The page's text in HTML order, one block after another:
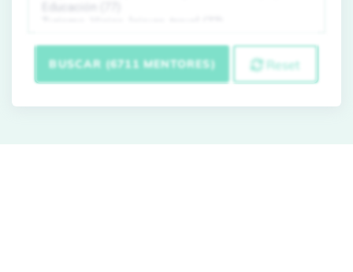
BUSCAR (6711 MENTORES) Reset